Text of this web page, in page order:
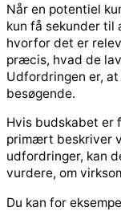
Når en potentiel
kun få sekunder til
hvorfor det er
præcis, hvad de
Udfordringen er,
besøgende.
Hvis budskabet er
primært beskriver
udfordringer, kan
vurdere, om
Du kan for